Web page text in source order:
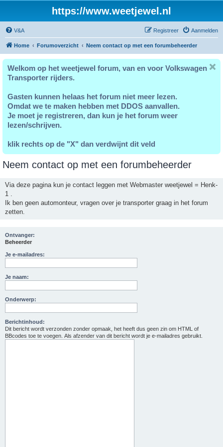
https://www.weetjewel.nl
V&A Aanmelden
Registreer
Home Forumoverzicht Neem contact op met een forumbeheerder
Welkom op het weetjewel forum, van en voor Volkswagen
Transporter rijders.
Gasten kunnen helaas het forum niet meer lezen.
Omdat we te maken hebben met DDOS aanvallen.
Je moet je registreren, dan kun je het forum weer
lezen/schrijven.
klik rechts op de "X" dan verdwijnt dit veld
Neem contact op met een forumbeheerder
Via deze pagina kun je contact leggen met Webmaster weetjewel = Henk-
1 .
Ik ben geen automonteur, vragen over je transporter graag in het forum
zetten.
Ontvanger:
Beheerder
Je e-mailadres:
Je naam:
Onderwerp:
Berichtinhoud:
Dit bericht wordt verzonden zonder opmaak, het heeft dus geen zin om HTML of
BBcodes toe te voegen. Als afzender van dit bericht wordt je e-mailadres gebruikt.